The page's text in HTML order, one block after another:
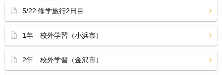
5/22 修学旅行2日目
1年 校外学習（小浜市）
2年 校外学習（金沢市）